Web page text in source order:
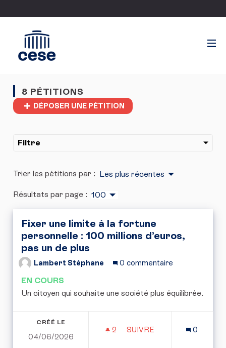
8 PÉTITIONS
DÉPOSER UNE PÉTITION
Filtre
Trier les pétitions par : Les plus récentes
Résultats par page : 100
Fixer une limite à la fortune
personnelle : 100 millions d’euros,
pas un de plus
Lambert Stéphane 0 commentaire
EN COURS
Un citoyen qui souhaite une société plus équilibrée.
CRÉÉ LE
04/06/2026
2 2 ABONNÉS
SUIVRE
0